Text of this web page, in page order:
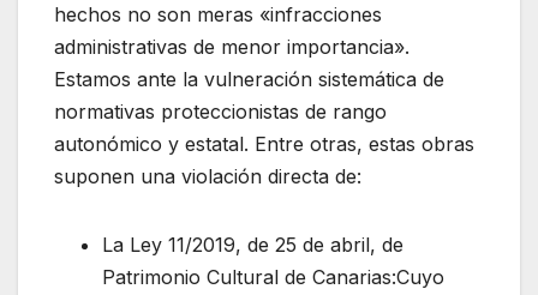
hechos no son meras «infracciones
administrativas de menor importancia».
Estamos ante la vulneración sistemática de
normativas proteccionistas de rango
autonómico y estatal. Entre otras, estas obras
suponen una violación directa de:
La Ley 11/2019, de 25 de abril, de
Patrimonio Cultural de Canarias:Cuyo